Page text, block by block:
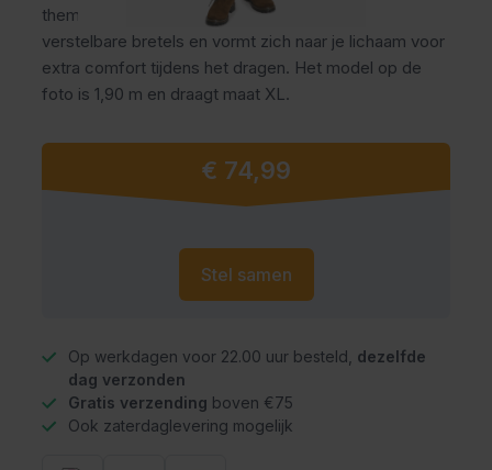
themafeesten en carnaval. De lederhose heeft
verstelbare bretels en vormt zich naar je lichaam voor
extra comfort tijdens het dragen. Het model op de
foto is 1,90 m en draagt maat XL.
Vanaf
€ 74,99
Stel samen
Op werkdagen voor 22.00 uur besteld, dezelfde
dag verzonden
Gratis verzending boven €75
Ook zaterdaglevering mogelijk